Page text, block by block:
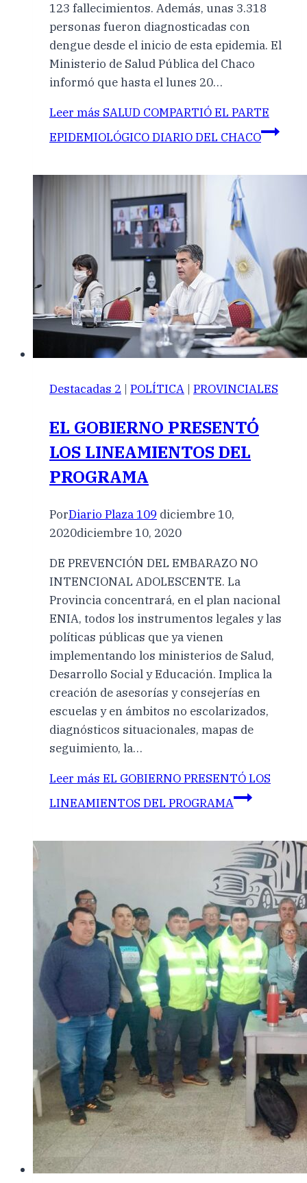
123 fallecimientos. Además, unas 3.318
personas fueron diagnosticadas con
dengue desde el inicio de esta epidemia. El
Ministerio de Salud Pública del Chaco
informó que hasta el lunes 20…
Leer más SALUD COMPARTIÓ EL PARTE
EPIDEMIOLÓGICO DIARIO DEL CHACO
Destacadas 2 | POLÍTICA | PROVINCIALES
EL GOBIERNO PRESENTÓ
LOS LINEAMIENTOS DEL
PROGRAMA
PorDiario Plaza 109 diciembre 10,
2020diciembre 10, 2020
DE PREVENCIÓN DEL EMBARAZO NO
INTENCIONAL ADOLESCENTE. La
Provincia concentrará, en el plan nacional
ENIA, todos los instrumentos legales y las
políticas públicas que ya vienen
implementando los ministerios de Salud,
Desarrollo Social y Educación. Implica la
creación de asesorías y consejerías en
escuelas y en ámbitos no escolarizados,
diagnósticos situacionales, mapas de
seguimiento, la…
Leer más EL GOBIERNO PRESENTÓ LOS
LINEAMIENTOS DEL PROGRAMA